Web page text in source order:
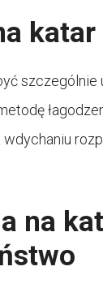
szczególnie
na